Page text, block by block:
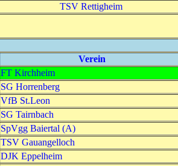
TSV Rettigheim
Verein
FT Kirchheim
SG Horrenberg
VfB St.Leon
SG Tairnbach
SpVgg Baiertal (A)
TSV Gauangelloch
DJK Eppelheim